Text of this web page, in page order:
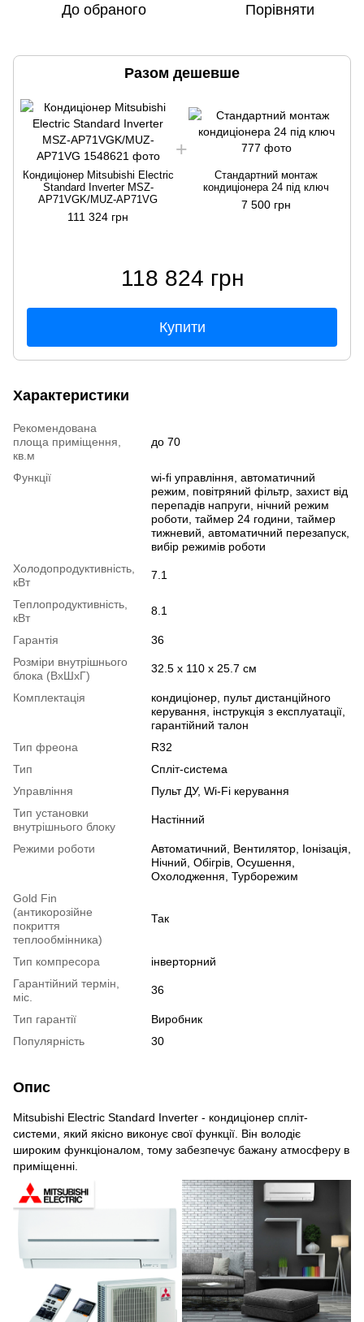
До обраного Порівняти
Разом дешевше
Кондиціонер Mitsubishi Electric
Standard Inverter MSZ-
AP71VGK/MUZ-AP71VG
111 324 грн
Стандартний монтаж
кондиціонера 24 під ключ
7 500 грн
118 824 грн
Купити
Характеристики
Рекомендована
площа приміщення,
кв.м
до 70
Функції
wi-fi управління, автоматичний
режим, повітряний фільтр, захист від
перепадів напруги, нічний режим
роботи, таймер 24 години, таймер
тижневий, автоматичний перезапуск,
вибір режимів роботи
Холодопродуктивність,
кВт
7.1
Теплопродуктивність,
кВт
8.1
Гарантія
36
Розміри внутрішнього
блока (ВхШхГ)
32.5 х 110 х 25.7 см
Комплектація
кондиціонер, пульт дистанційного
керування, інструкція з експлуатації,
гарантійний талон
Тип фреона
R32
Тип
Спліт-система
Управління
Пульт ДУ, Wi-Fi керування
Тип установки
внутрішнього блоку
Настінний
Режими роботи
Автоматичний, Вентилятор, Іонізація,
Нічний, Обігрів, Осушення,
Охолодження, Турборежим
Gold Fin
(антикорозійне
покриття
теплообмінника)
Так
Тип компресора
інверторний
Гарантійний термін,
міс.
36
Тип гарантії
Виробник
Популярність
30
Опис
Mitsubishi Electric Standard Inverter - кондиціонер спліт-
системи, який якісно виконує свої функції. Він володіє
широким функціоналом, тому забезпечує бажану атмосферу в
приміщенні.